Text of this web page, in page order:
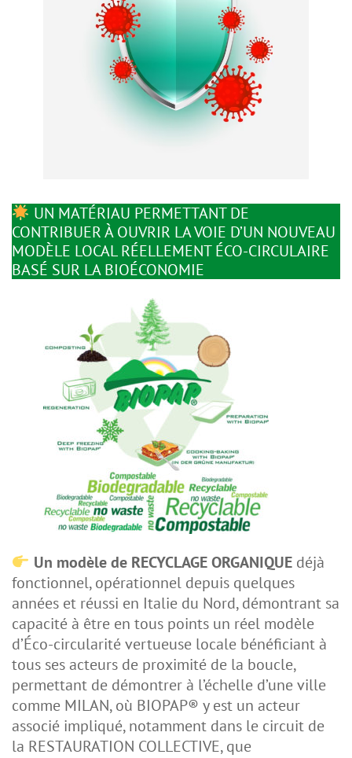
UN MATÉRIAU PERMETTANT DE
CONTRIBUER À OUVRIR LA VOIE D’UN NOUVEAU
MODÈLE LOCAL RÉELLEMENT ÉCO-CIRCULAIRE
BASÉ SUR LA BIOÉCONOMIE
Un modèle de RECYCLAGE ORGANIQUEdéjà
fonctionnel, opérationnel depuis quelques
années et réussi en Italie du Nord, démontrant sa
capacité à être en tous points un réel modèle
d’Éco-circularité vertueuse locale bénéficiant à
tous ses acteurs de proximité de la boucle,
permettant de démontrer à l’échelle d’une ville
comme MILAN, où BIOPAP® y est un acteur
associé impliqué, notamment dans le circuit de
la RESTAURATION COLLECTIVE, que